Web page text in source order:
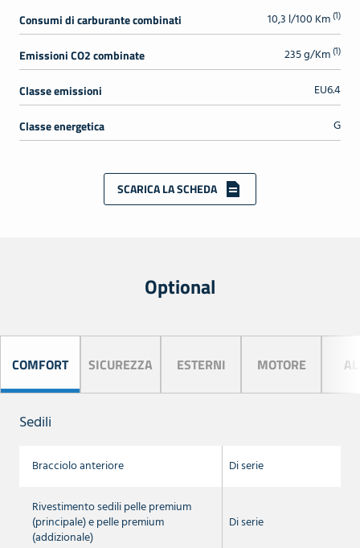
Consumi di carburante combinati 10,3 l/100 Km(1)
Emissioni CO2 combinate 235 g/Km(1)
Classe emissioni EU6.4
Classe energetica G
SCARICA LA SCHEDA
Optional
COMFORT SICUREZZA ESTERNI MOTORE
Sedili
Bracciolo anteriore Di serie
Rivestimento sedili pelle premium
(principale) e pelle premium
(addizionale)
Di serie